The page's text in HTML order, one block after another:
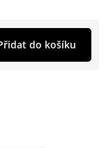
do košíku